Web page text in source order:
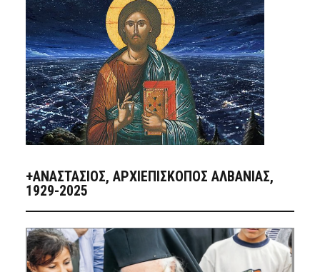
+ΑΝΑΣΤΆΣΙΟΣ, ΑΡΧΙΕΠΊΣΚΟΠΟΣ ΑΛΒΑΝΊΑΣ,
1929-2025